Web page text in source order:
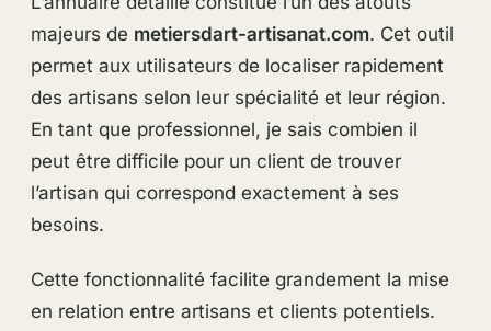
majeurs de metiersdart-artisanat.com. Cet outil
permet aux utilisateurs de localiser rapidement
des artisans selon leur spécialité et leur région.
En tant que professionnel, je sais combien il
peut être difficile pour un client de trouver
l’artisan qui correspond exactement à ses
besoins.
Cette fonctionnalité facilite grandement la mise
en relation entre artisans et clients potentiels.